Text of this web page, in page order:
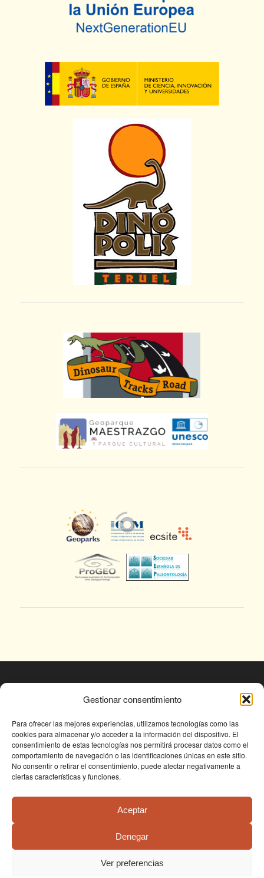
Gestionar consentimiento
Para ofrecer las mejores experiencias, utilizamos tecnologías como las
cookies para almacenar y/o acceder a la información del dispositivo. El
consentimiento de estas tecnologías nos permitirá procesar datos como el
comportamiento de navegación o las identificaciones únicas en este sitio.
No consentir o retirar el consentimiento, puede afectar negativamente a
ciertas características y funciones.
Aceptar
Denegar
Ver preferencias
© Fundación Conjunto Paleontológico de Teruel
Avda. Sagunto s/n, 44002 TERUEL,
Tlf: +34 978 61 76 30, email:
fundapolis@fundaciondinopolis.org
Política de privacidad